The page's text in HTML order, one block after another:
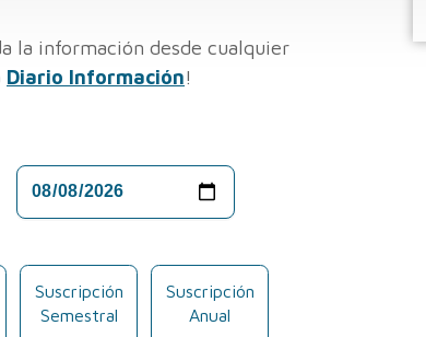
la información desde cualquier
Diario Información!